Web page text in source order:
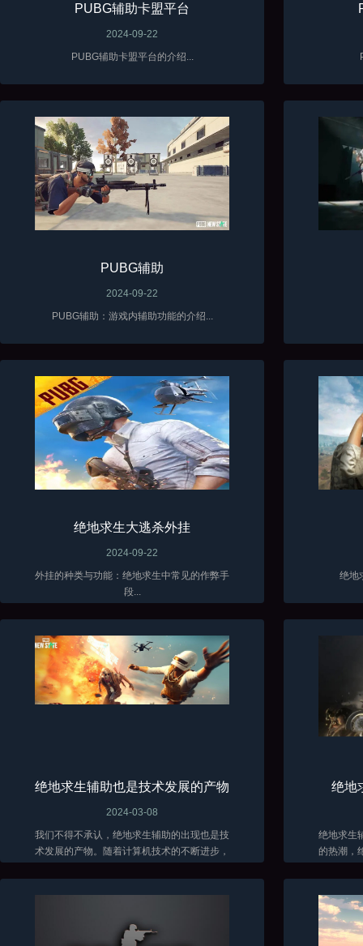
PUBG辅助卡盟平台
2024-09-22
PUBG辅助卡盟平台的介绍...
PUBG辅助
2024-09-22
PUBG辅助：游戏内辅助功能的介绍...
绝地求生大逃杀外挂
2024-09-22
外挂的种类与功能：绝地求生中常见的作弊手
段...
绝地
绝地求生辅助也是技术发展的产物
2024-03-08
我们不得不承认，绝地求生辅助的出现也是技
术发展的产物。随着计算机技术的不断进步，
绝地
绝地求生
的热潮，